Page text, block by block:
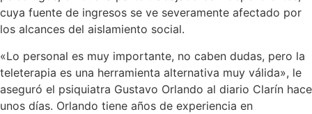
cuya fuente de ingresos se ve severamente afectado por
los alcances del aislamiento social.
«Lo personal es muy importante, no caben dudas, pero la
teleterapia es una herramienta alternativa muy válida», le
aseguró el psiquiatra Gustavo Orlando al diario Clarín hace
unos días. Orlando tiene años de experiencia en